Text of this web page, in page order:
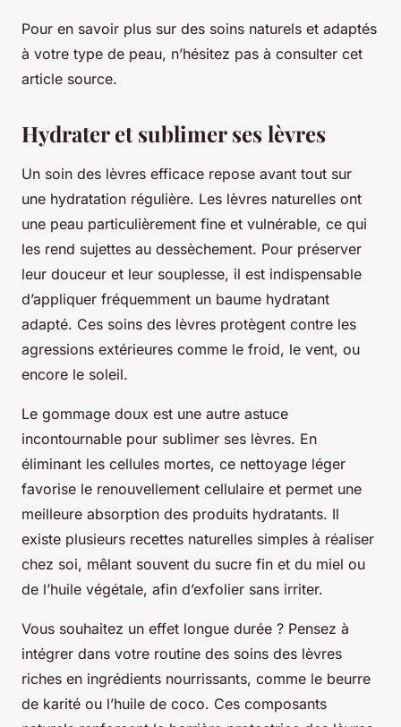
Pour en savoir plus sur des soins naturels et adaptés
à votre type de peau, n’hésitez pas à consulter cet
article source.
Hydrater et sublimer ses lèvres
Un soin des lèvres efficace repose avant tout sur
une hydratation régulière. Les lèvres naturelles ont
une peau particulièrement fine et vulnérable, ce qui
les rend sujettes au dessèchement. Pour préserver
leur douceur et leur souplesse, il est indispensable
d’appliquer fréquemment un baume hydratant
adapté. Ces soins des lèvres protègent contre les
agressions extérieures comme le froid, le vent, ou
encore le soleil.
Le gommage doux est une autre astuce
incontournable pour sublimer ses lèvres. En
éliminant les cellules mortes, ce nettoyage léger
favorise le renouvellement cellulaire et permet une
meilleure absorption des produits hydratants. Il
existe plusieurs recettes naturelles simples à réaliser
chez soi, mêlant souvent du sucre fin et du miel ou
de l’huile végétale, afin d’exfolier sans irriter.
Vous souhaitez un effet longue durée ? Pensez à
intégrer dans votre routine des soins des lèvres
riches en ingrédients nourrissants, comme le beurre
de karité ou l’huile de coco. Ces composants